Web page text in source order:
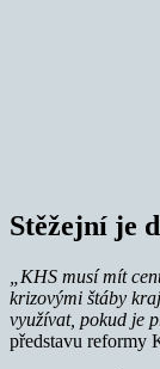
Stěžejní je
„KHS musí mít
krizovými štáby
využívat, pokud je
představu reformy